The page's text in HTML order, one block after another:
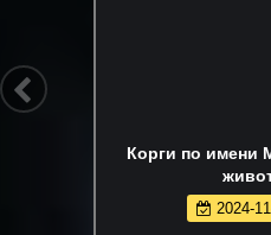
Корги по имени
2024-